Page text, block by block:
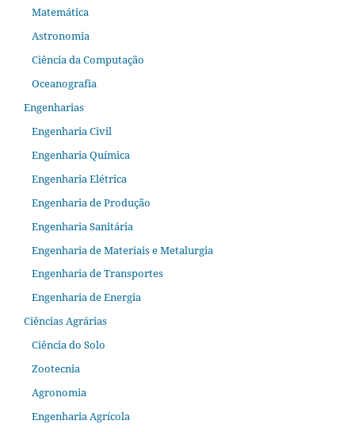
Matemática
Astronomia
Ciência da Computação
Oceanografia
Engenharias
Engenharia Civil
Engenharia Química
Engenharia Elétrica
Engenharia de Produção
Engenharia Sanitária
Engenharia de Materiais e Metalurgia
Engenharia de Transportes
Engenharia de Energia
Ciências Agrárias
Ciência do Solo
Zootecnia
Agronomia
Engenharia Agrícola